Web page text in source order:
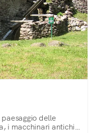
delle
i macchinari antichi